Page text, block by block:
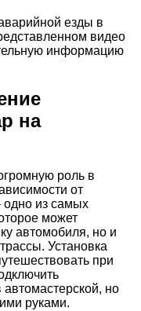
езды в
видео
информацию
на
роль в
от
одно из самых
может
автомобиля, но и
Установка
при
но
руками.